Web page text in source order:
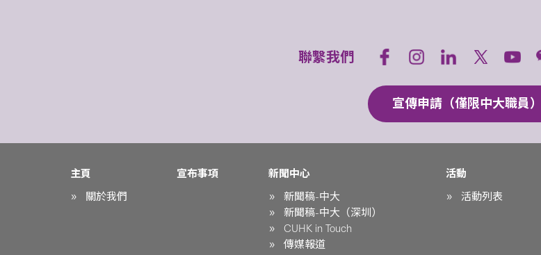
聯繫我們
宣傳申請（僅限中大職員）
主頁
關於我們
宣布事項
新聞中心
新聞稿-中大
新聞稿-中大（深圳）
CUHK in Touch
傳媒報道
活動
活動列表